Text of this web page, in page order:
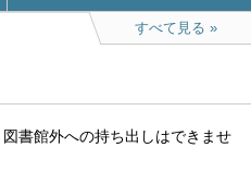
すべて見る
書館外への持ち出しはできませ